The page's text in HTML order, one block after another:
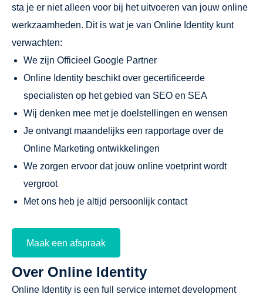
sta je er niet alleen voor bij het uitvoeren van jouw online
werkzaamheden. Dit is wat je van Online Identity kunt
verwachten:
We zijn Officieel Google Partner
Online Identity beschikt over gecertificeerde
specialisten op het gebied van SEO en SEA
Wij denken mee met je doelstellingen en wensen
Je ontvangt maandelijks een rapportage over de
Online Marketing ontwikkelingen
We zorgen ervoor dat jouw online voetprint wordt
vergroot
Met ons heb je altijd persoonlijk contact
Maak een afspraak
Over Online Identity
Online Identity is een full service internet development